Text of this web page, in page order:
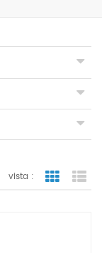
vista : vista a